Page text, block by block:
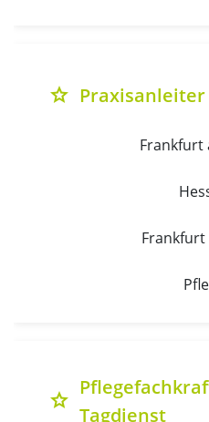
grade
Frankfurt
Frankfurt
grade
Tagdienst